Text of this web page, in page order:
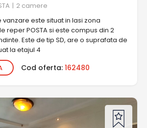
| 2 camere
este situat in Iasi zona
reper POSTA si este compus din 2
Este de tip SD, are o suprafata de
la etajul 4
Cod oferta: 162480